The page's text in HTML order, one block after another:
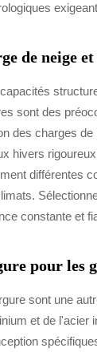
de neige
sont des
des charges
hivers
différentes
constante et
pour les
sont une
et de l'acier